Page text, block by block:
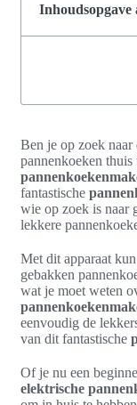
Inhoudsopgave
Ben je op zoek naar
pannenkoeken thuis
fantastische
wie op zoek is naar
lekkere
Met dit apparaat
gebakken
wat je moet weten
eenvoudig de
van dit fantastische
Of je nu een
elektrische